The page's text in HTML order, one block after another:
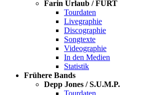
Farin Urlaub / FURT
Tourdaten
Livegraphie
Discographie
Songtexte
Videographie
In den Medien
Statistik
Frühere Bands
Depp Jones / S.U.M.P.
Tourdaten